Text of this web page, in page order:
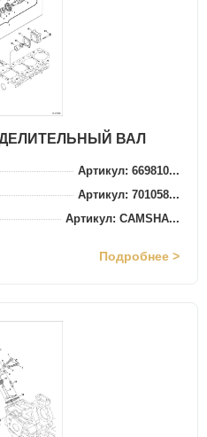
ВАЛ
Артикул: 669810...
Артикул: 701058...
Артикул: CAMSHA...
Подробнее >